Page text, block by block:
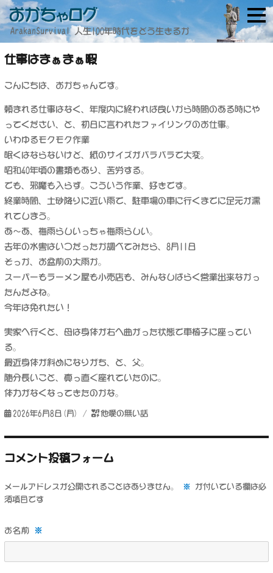
ArakanSurvival 人生100年時代をどう生きるか
仕事はまぁまぁ暇
こんにちは、おかちゃんです。
頼まれる仕事はなく、年度内に終われば良いから時間のある時にや
ってください、と、初日に言われたファイリングのお仕事。
いわゆるモクモク作業
眠くはならないけど、紙のサイズがバラバラで大変。
昭和40年頃の書類もあり、苦労する。
でも、邪魔も入らず。こういう作業、好きです。
終業時間、土砂降りに近い雨で、駐車場の車に行くまでに足元が濡
れてしまう。
あ～あ、梅雨らしいっちゃ梅雨らしい。
去年の水害はいつだったか調べてみたら、8月11日
そっか、お盆前の大雨か。
スーパーもラーメン屋も小売店も、みんなしばらく営業出来なかっ
たんだよね。
今年は免れたい！
実家へ行くと、母は身体が右へ曲がった状態で車椅子に座ってい
る。
最近身体が斜めになりがち、と、父。
随分長いこと、真っ直ぐ座れていたのに。
体力がなくなってきたのかな。
投
日:
2026年6月8日(月)
カ
ゴ
リ
ー
他愛の無い話
コメント投稿フォーム
メールアドレスが公開されることはありません。 ※ が付いている欄は必
須項目です
お名前 ※